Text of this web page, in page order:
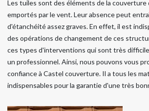
Les tuiles sont des éléments de la
emportés par le vent. Leur absence peut
d'étanchéité assez graves. En effet, il est
des opérations de changement de ces
ces types d'interventions qui sont très
un professionnel. Ainsi, nous pouvons vous
confiance à Castel couverture. Il a tous les
indispensables pour la garantie d'une très